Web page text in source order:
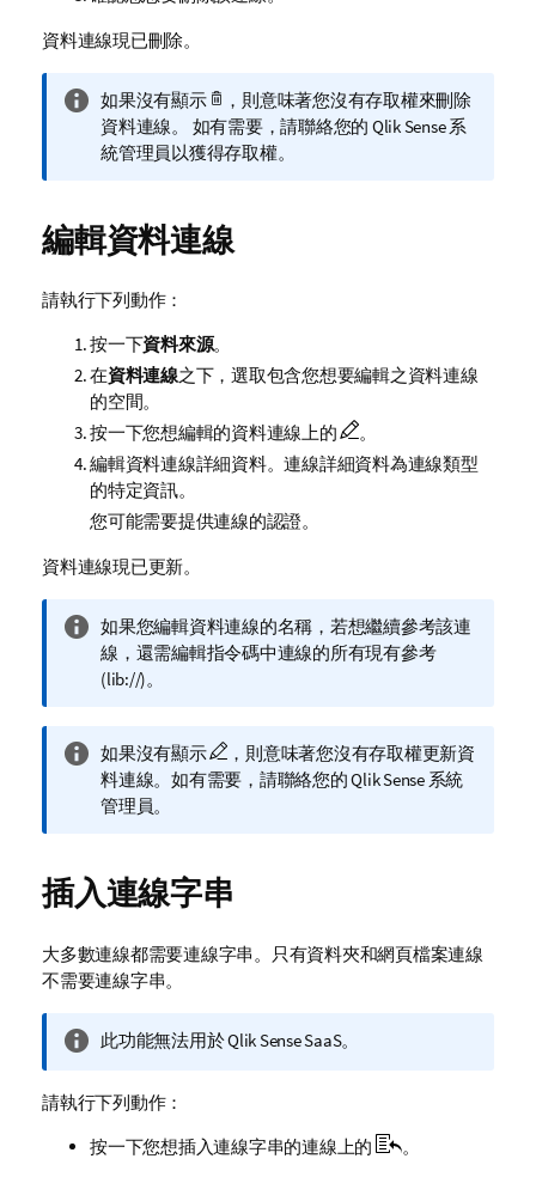
資料連線現已刪除。
資
訊
備
如果沒有顯示
，則意味著您沒有存取權來刪除
資料連線。 如有需要，請聯絡您的 Qlik Sense系
統管理員以獲得存取權。
編輯資料連線
請執行下列動作：
按一下資料來源。
在資料連線之下，選取包含您想要編輯之資料連線
的空間。
按一下您想編輯的資料連線上的
。
編輯資料連線詳細資料。連線詳細資料為連線類型
的特定資訊。
您可能需要提供連線的認證。
資料連線現已更新。
資
訊
備
如果您編輯資料連線的名稱，若想繼續參考該連
線，還需編輯指令碼中連線的所有現有參考
(lib://)。
資
訊
備
如果沒有顯示
，則意味著您沒有存取權更新資
料連線。如有需要，請聯絡您的Qlik Sense系統
管理員。
插入連線字串
大多數連線都需要連線字串。只有資料夾和網頁檔案連線
不需要連線字串。
資
備
註
此功能無法用於Qlik Sense SaaS。
請執行下列動作：
按一下您想插入連線字串的連線上的
。